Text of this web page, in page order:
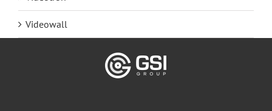
Videowall